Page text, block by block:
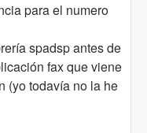
para el numero
spadsp antes de
fax que viene
(yo todavía no la he